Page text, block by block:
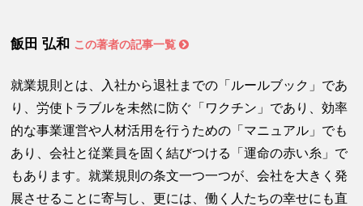
飯田 弘和 この著者の記事一覧
就業規則とは、入社から退社までの「ルールブック」であ
り、労使トラブルを未然に防ぐ「ワクチン」であり、効率
的な事業運営や人材活用を行うための「マニュアル」でも
あり、会社と従業員を固く結びつける「運命の赤い糸」で
もあります。就業規則の条文一つ一つが、会社を大きく発
展させることに寄与し、更には、働く人たちの幸せにも直